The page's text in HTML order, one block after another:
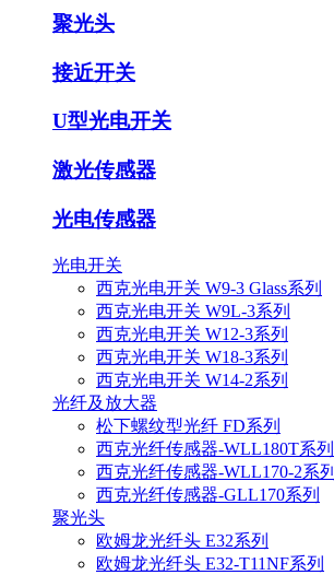
聚光头
接近开关
U型光电开关
激光传感器
光电传感器
光电开关
西克光电开关 W9-3 Glass系列
西克光电开关 W9L-3系列
西克光电开关 W12-3系列
西克光电开关 W18-3系列
西克光电开关 W14-2系列
光纤及放大器
松下螺纹型光纤 FD系列
西克光纤传感器-WLL180T系列
西克光纤传感器-WLL170-2系列
西克光纤传感器-GLL170系列
聚光头
欧姆龙光纤头 E32系列
欧姆龙光纤头 E32-T11NF系列